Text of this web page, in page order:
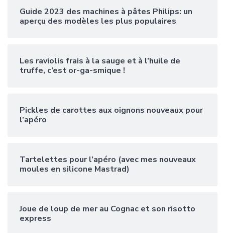
Guide 2023 des machines à pâtes Philips: un
aperçu des modèles les plus populaires
Les raviolis frais à la sauge et à l’huile de
truffe, c’est or-ga-smique !
Pickles de carottes aux oignons nouveaux pour
l’apéro
Tartelettes pour l’apéro (avec mes nouveaux
moules en silicone Mastrad)
Joue de loup de mer au Cognac et son risotto
express